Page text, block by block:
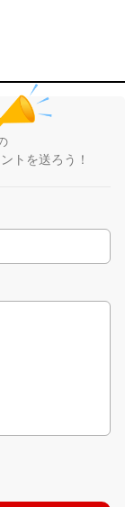
トを送ろう！